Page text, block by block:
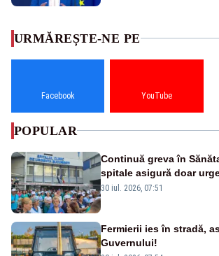
URMĂREȘTE-NE PE
Facebook YouTube
POPULAR
Continuă greva în
spitale asigură doar
30 iul. 2026, 07:51
Fermierii ies în stradă,
Guvernului!